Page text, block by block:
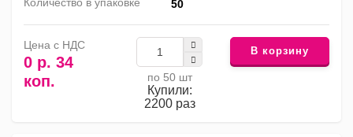
Количество в упаковке
50
Цена с НДС
0 р. 34
коп.
по 50 шт
Купили:
2200 раз
В корзину